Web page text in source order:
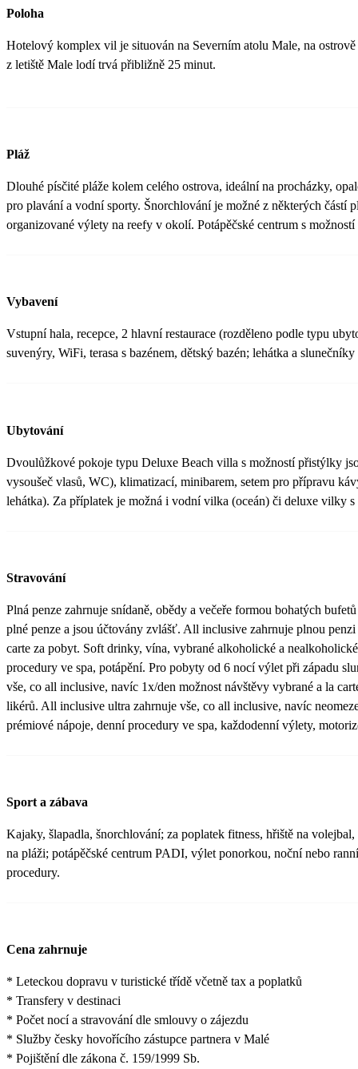
Poloha
Hotelový komplex vil je situován na Severním atolu Male, na
z letiště Male lodí trvá přibližně 25 minut.
Pláž
Dlouhé písčité pláže kolem celého ostrova, ideální na procházky,
pro plavání a vodní sporty. Šnorchlování je možné z některých částí
organizované výlety na reefy v okolí. Potápěčské centrum s
Vybavení
Vstupní hala, recepce, 2 hlavní restaurace (rozděleno podle typu
suvenýry, WiFi, terasa s bazénem, dětský bazén; lehátka a slunečníky
Ubytování
Dvoulůžkové pokoje typu Deluxe Beach villa s možností přistýlky
vysoušeč vlasů, WC), klimatizací, minibarem, setem pro přípravu
lehátka). Za příplatek je možná i vodní vilka (oceán) či deluxe vilky s
Stravování
Plná penze zahrnuje snídaně, obědy a večeře formou bohatých
plné penze a jsou účtovány zvlášť. All inclusive zahrnuje plnou
carte za pobyt. Soft drinky, vína, vybrané alkoholické a
procedury ve spa, potápění. Pro pobyty od 6 nocí výlet při západu
vše, co all inclusive, navíc 1x/den možnost návštěvy vybrané a la
likérů. All inclusive ultra zahrnuje vše, co all inclusive, navíc
prémiové nápoje, denní procedury ve spa, každodenní výlety,
Sport a zábava
Kajaky, šlapadla, šnorchlování; za poplatek fitness, hřiště na
na pláži; potápěčské centrum PADI, výlet ponorkou, noční nebo
procedury.
Cena zahrnuje
* Leteckou dopravu v turistické třídě včetně tax a poplatků
* Transfery v destinaci
* Počet nocí a stravování dle smlouvy o zájezdu
* Služby česky hovořícího zástupce partnera v Malé
* Pojištění dle zákona č. 159/1999 Sb.